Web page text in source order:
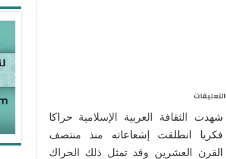
التعليقات
عابد
الجابري
..
شهدت الثقافة العربية الإسلامية حراكا
فكريا انطلقت إشعاعاته منذ منتصف
القرن العشرين وقد تمثل ذلك الحراك